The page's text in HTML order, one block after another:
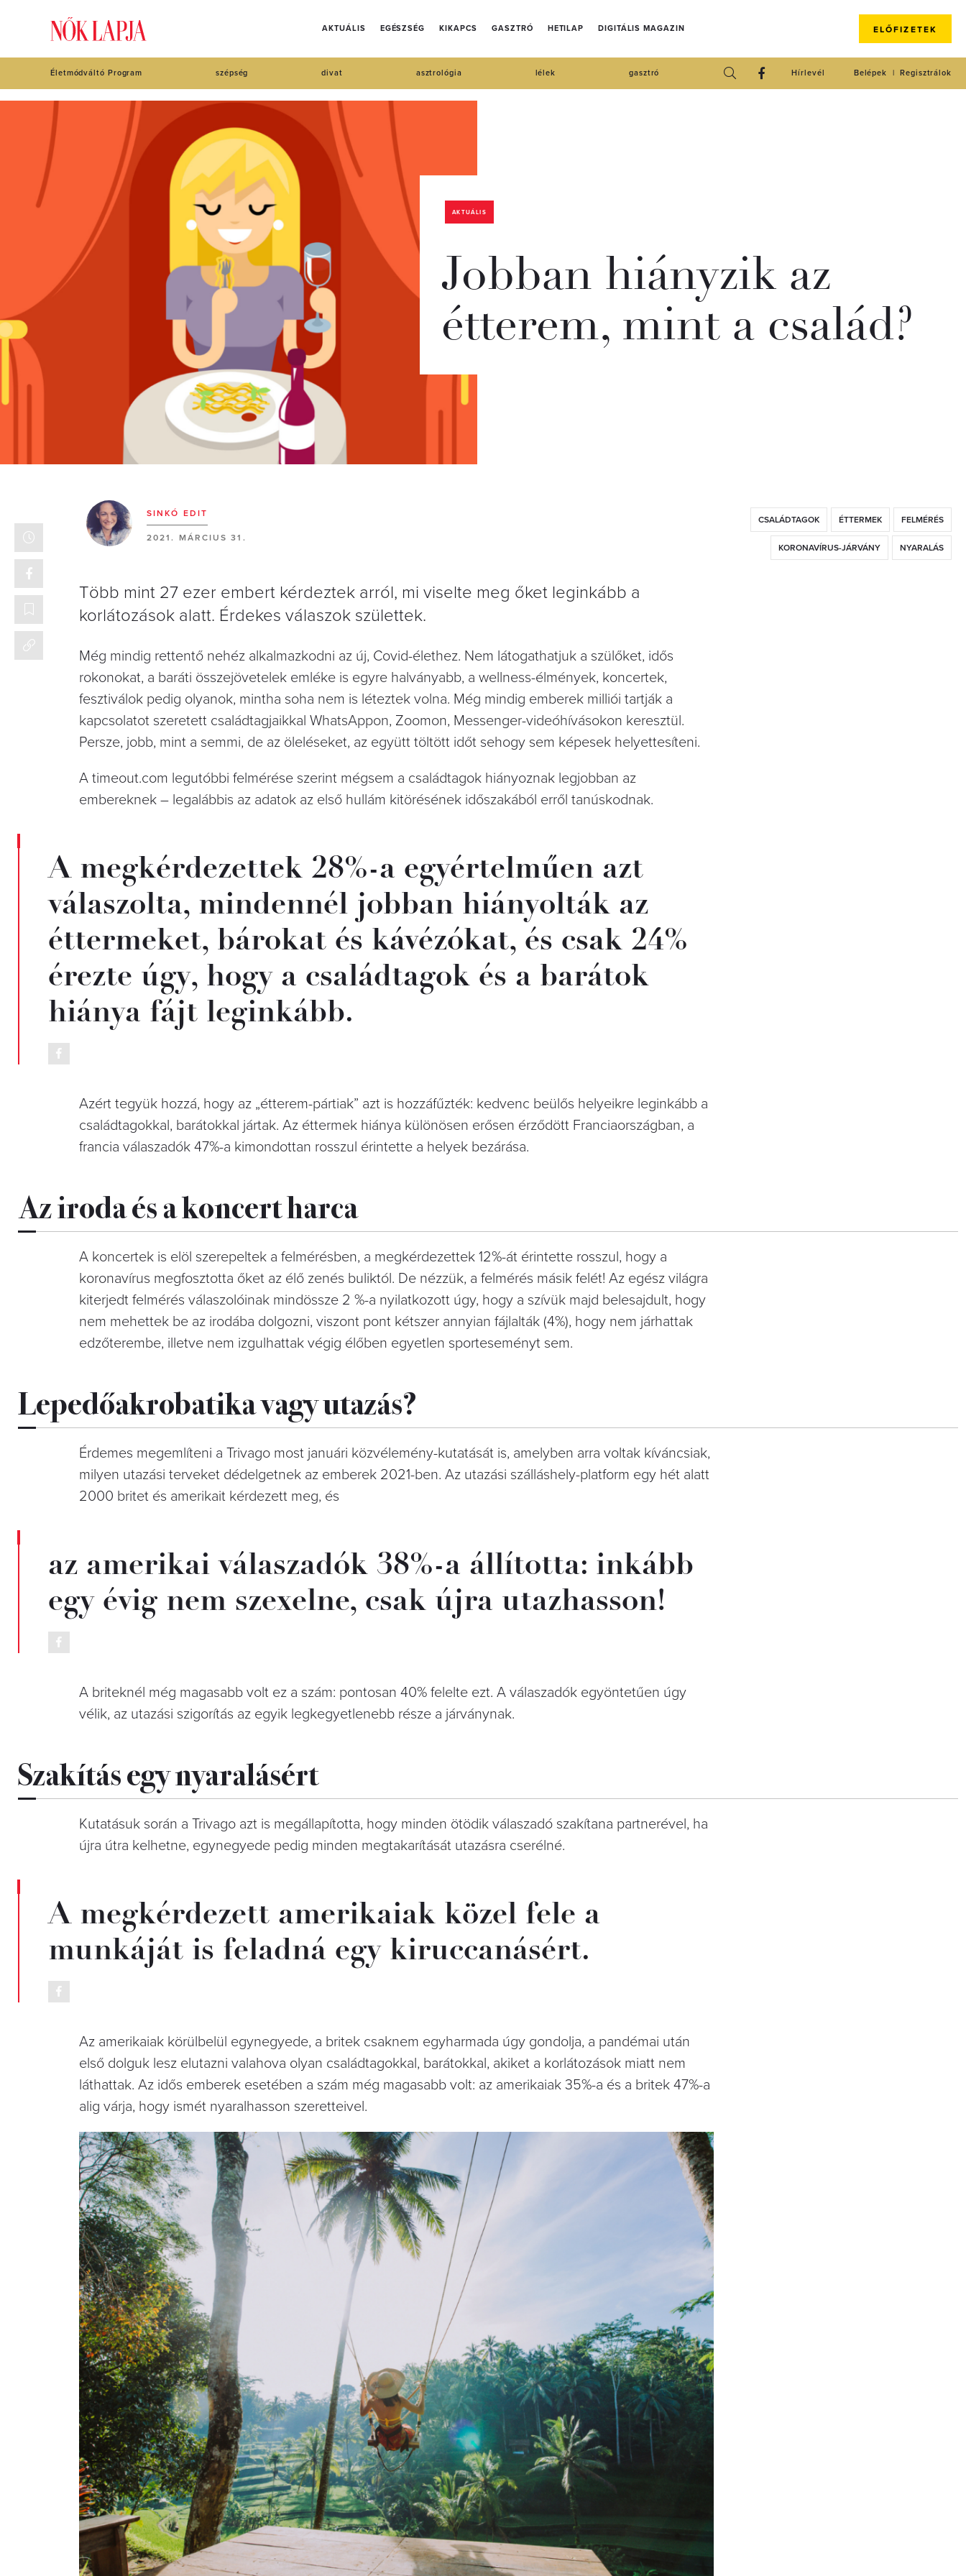
AKTUÁLIS EGÉSZSÉG KIKAPCS GASZTRÓ HETILAP DIGITÁLIS MAGAZIN ELŐFIZETEK
Életmódváltó Program szépség divat asztrológia lélek gasztró Regisztrálok
Belépek
Hírlevél
AKTUÁLIS
Jobban hiányzik az
étterem, mint a család?
SINKÓ EDIT
2021. MÁRCIUS 31.
CSALÁDTAGOK ÉTTERMEK FELMÉRÉS
KORONAVÍRUS-JÁRVÁNY NYARALÁS
Több mint 27 ezer embert kérdeztek arról, mi viselte meg őket leginkább a
korlátozások alatt. Érdekes válaszok születtek.
Még mindig rettentő nehéz alkalmazkodni az új, Covid-élethez. Nem látogathatjuk a szülőket, idős
rokonokat, a baráti összejövetelek emléke is egyre halványabb, a wellness-élmények, koncertek,
fesztiválok pedig olyanok, mintha soha nem is léteztek volna. Még mindig emberek milliói tartják a
kapcsolatot szeretett családtagjaikkal WhatsAppon, Zoomon, Messenger-videóhívásokon keresztül.
Persze, jobb, mint a semmi, de az öleléseket, az együtt töltött időt sehogy sem képesek helyettesíteni.
A timeout.com legutóbbi felmérése szerint mégsem a családtagok hiányoznak legjobban az
embereknek – legalábbis az adatok az első hullám kitörésének időszakából erről tanúskodnak.
A megkérdezettek 28%-a egyértelműen azt
válaszolta, mindennél jobban hiányolták az
éttermeket, bárokat és kávézókat, és csak 24%
érezte úgy, hogy a családtagok és a barátok
hiánya fájt leginkább.
Azért tegyük hozzá, hogy az „étterem-pártiak” azt is hozzáfűzték: kedvenc beülős helyeikre leginkább a
családtagokkal, barátokkal jártak. Az éttermek hiánya különösen erősen érződött Franciaországban, a
francia válaszadók 47%-a kimondottan rosszul érintette a helyek bezárása.
Az iroda és a koncert harca
A koncertek is elöl szerepeltek a felmérésben, a megkérdezettek 12%-át érintette rosszul, hogy a
koronavírus megfosztotta őket az élő zenés buliktól. De nézzük, a felmérés másik felét! Az egész világra
kiterjedt felmérés válaszolóinak mindössze 2 %-a nyilatkozott úgy, hogy a szívük majd belesajdult, hogy
nem mehettek be az irodába dolgozni, viszont pont kétszer annyian fájlalták (4%), hogy nem járhattak
edzőterembe, illetve nem izgulhattak végig élőben egyetlen sporteseményt sem.
Lepedőakrobatika vagy utazás?
Érdemes megemlíteni a Trivago most januári közvélemény-kutatását is, amelyben arra voltak kíváncsiak,
milyen utazási terveket dédelgetnek az emberek 2021-ben. Az utazási szálláshely-platform egy hét alatt
2000 britet és amerikait kérdezett meg, és
az amerikai válaszadók 38%-a állította: inkább
egy évig nem szexelne, csak újra utazhasson!
A briteknél még magasabb volt ez a szám: pontosan 40% felelte ezt. A válaszadók egyöntetűen úgy
vélik, az utazási szigorítás az egyik legkegyetlenebb része a járványnak.
Szakítás egy nyaralásért
Kutatásuk során a Trivago azt is megállapította, hogy minden ötödik válaszadó szakítana partnerével, ha
újra útra kelhetne, egynegyede pedig minden megtakarítását utazásra cserélné.
A megkérdezett amerikaiak közel fele a
munkáját is feladná egy kiruccanásért.
Az amerikaiak körülbelül egynegyede, a britek csaknem egyharmada úgy gondolja, a pandémai után
első dolguk lesz elutazni valahova olyan családtagokkal, barátokkal, akiket a korlátozások miatt nem
láthattak. Az idős emberek esetében a szám még magasabb volt: az amerikaiak 35%-a és a britek 47%-a
alig várja, hogy ismét nyaralhasson szeretteivel.